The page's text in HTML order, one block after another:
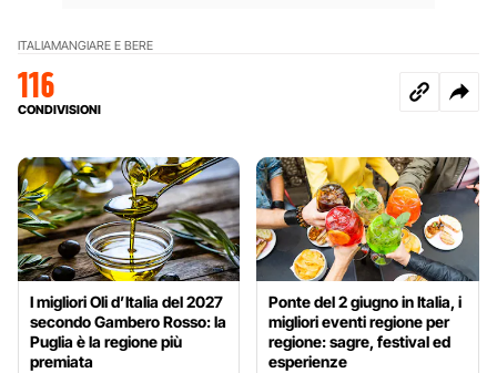
ITALIAMANGIARE E BERE
116
CONDIVISIONI
I migliori Oli d’Italia del 2027
secondo Gambero Rosso: la
Puglia è la regione più
premiata
Ponte del 2 giugno in Italia, i
migliori eventi regione per
regione: sagre, festival ed
esperienze